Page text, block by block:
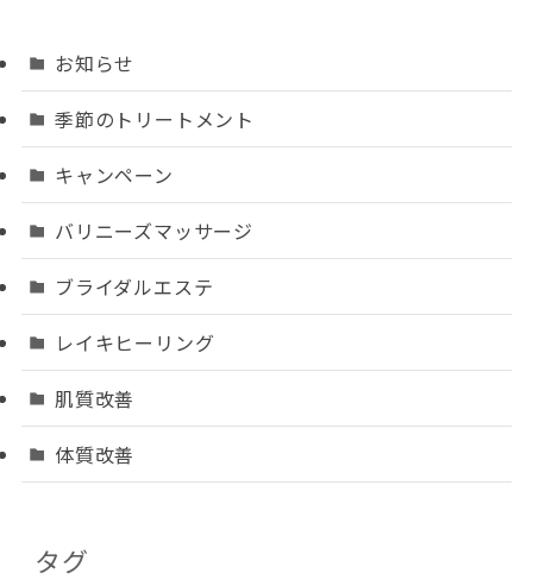
お知らせ
季節のトリートメント
キャンペーン
バリニーズマッサージ
ブライダルエステ
レイキヒーリング
肌質改善
体質改善
タグ